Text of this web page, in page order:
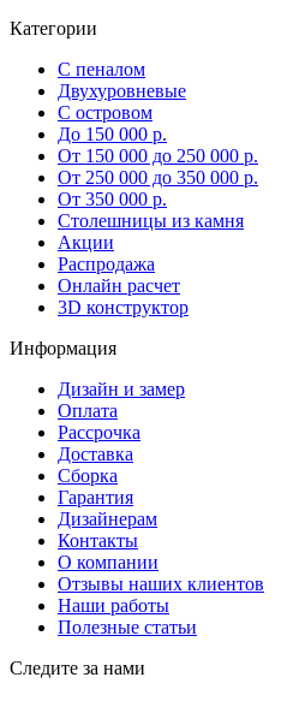
Категории
С пеналом
Двухуровневые
С островом
До 150 000 р.
От 150 000 до 250 000 р.
От 250 000 до 350 000 р.
От 350 000 р.
Столешницы из камня
Акции
Распродажа
Онлайн расчет
3D конструктор
Информация
Дизайн и замер
Оплата
Рассрочка
Доставка
Сборка
Гарантия
Дизайнерам
Контакты
О компании
Отзывы наших клиентов
Наши работы
Полезные статьи
Следите за нами